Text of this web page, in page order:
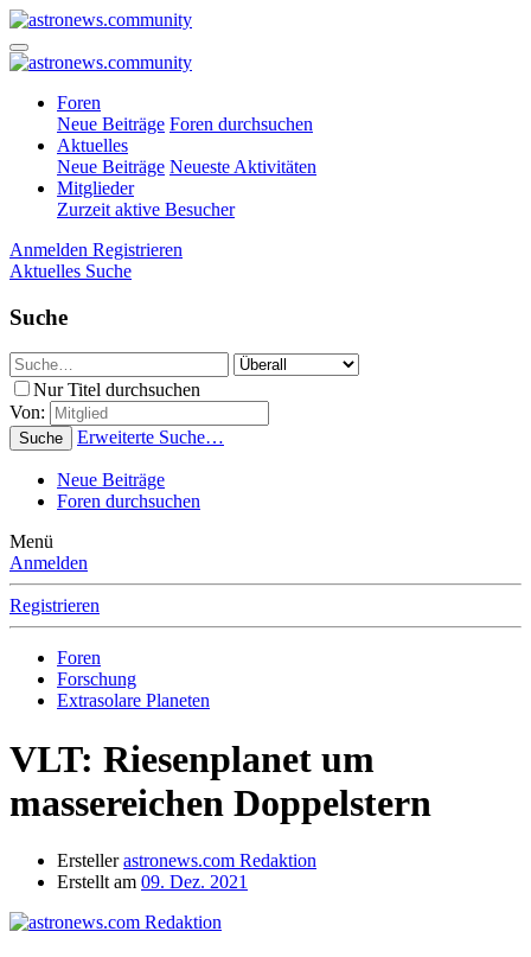
Foren
Neue Beiträge Foren durchsuchen
Aktuelles
Neue Beiträge Neueste Aktivitäten
Mitglieder
Zurzeit aktive Besucher
Anmelden Registrieren
Aktuelles Suche
Suche
Nur Titel durchsuchen
Von:
Suche Erweiterte Suche…
Neue Beiträge
Foren durchsuchen
Menü
Anmelden
Registrieren
Foren
Forschung
Extrasolare Planeten
VLT: Riesenplanet um
massereichen Doppelstern
Ersteller astronews.com Redaktion
Erstellt am 09. Dez. 2021